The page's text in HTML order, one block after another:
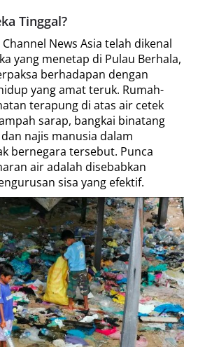
Tinggal?
News Asia telah dikenal
yang menetap di Pulau Berhala,
berhadapan dengan
yang amat teruk. Rumah-
terapung di atas air cetek
sarap, bangkai binatang
najis manusia dalam
bernegara tersebut. Punca
air adalah disebabkan
sisa yang efektif.